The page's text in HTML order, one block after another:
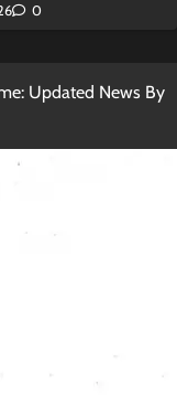
0
Updated News By